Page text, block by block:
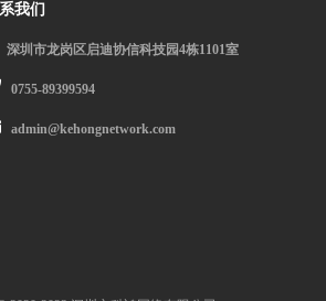
我们
深圳市龙岗区启迪协信科技园4栋1101室
0755-89399594
admin@kehongnetwork.com